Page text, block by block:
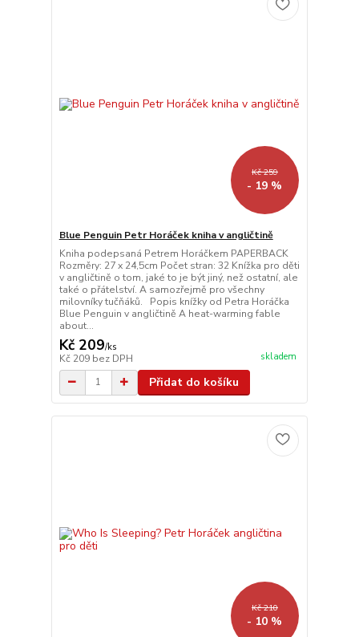
Kč 259
- 19 %
Blue Penguin Petr Horáček kniha v angličtině
Kniha podepsaná Petrem Horáčkem PAPERBACK
Rozměry: 27 x 24,5cm Počet stran: 32 Knížka pro děti
v angličtině o tom, jaké to je být jiný, než ostatní, ale
také o přátelství. A samozřejmě pro všechny
milovníky tučňáků. Popis knížky od Petra Horáčka
Blue Penguin v angličtině A heat-warming fable
about...
Kč 209/ks
Kč 209 bez DPH skladem
Přidat do košíku
Kč 210
- 10 %